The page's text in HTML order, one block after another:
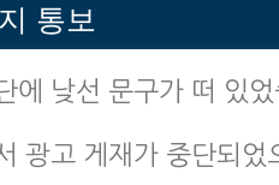
통보
에 낮선 문구가 떠 있었
광고 게재가 중단되